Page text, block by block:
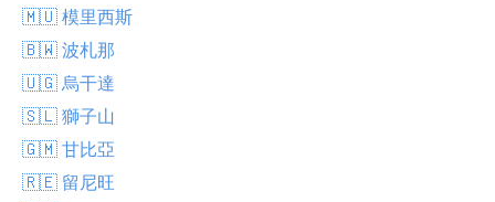
🇲🇺 模里西斯
🇧🇼 波札那
🇺🇬 烏干達
🇸🇱 獅子山
🇬🇲 甘比亞
🇷🇪 留尼旺